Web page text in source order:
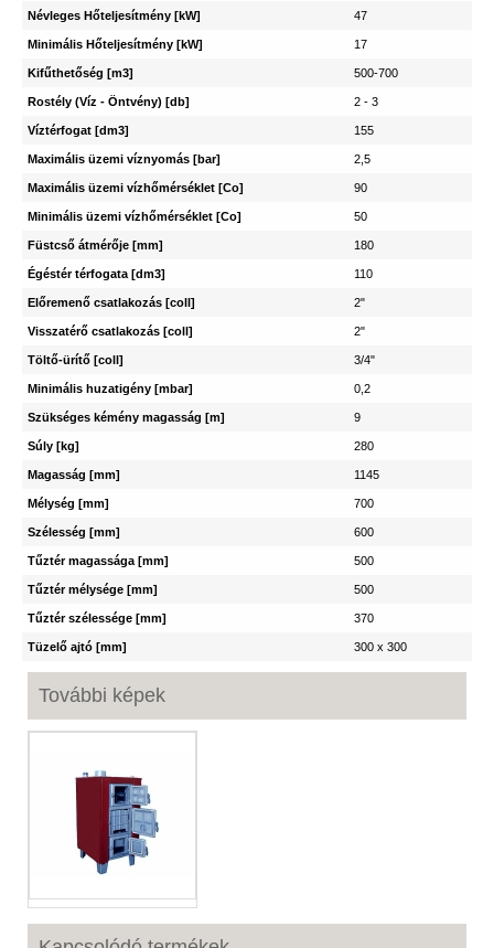
Névleges Hőteljesítmény [kW] 47
Minimális Hőteljesítmény [kW] 17
Kifűthetőség [m3] 500-700
Rostély (Víz - Öntvény) [db] 2 - 3
Víztérfogat [dm3] 155
Maximális üzemi víznyomás [bar] 2,5
Maximális üzemi vízhőmérséklet [Co] 90
Minimális üzemi vízhőmérséklet [Co] 50
Füstcső átmérője [mm] 180
Égéstér térfogata [dm3] 110
Előremenő csatlakozás [coll] 2"
Visszatérő csatlakozás [coll] 2"
Töltő-ürítő [coll] 3/4"
Minimális huzatigény [mbar] 0,2
Szükséges kémény magasság [m] 9
Súly [kg] 280
Magasság [mm] 1145
Mélység [mm] 700
Szélesség [mm] 600
Tűztér magassága [mm] 500
Tűztér mélysége [mm] 500
Tűztér szélessége [mm] 370
Tüzelő ajtó [mm] 300 x 300
További képek